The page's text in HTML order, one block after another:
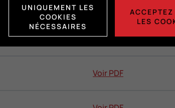
Voir PDF
Voir PDF
Voir PDF
UNIQUEMENT LES
COOKIES
NÉCESSAIRES
ACCEPTEZ
LES